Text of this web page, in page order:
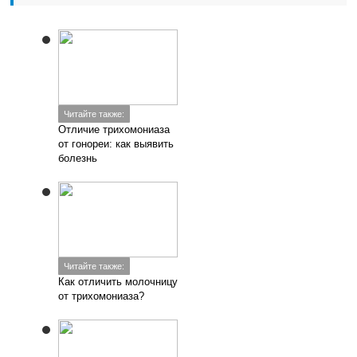
Читайте также:
Отличие трихомониаза
от гонореи: как выявить
болезнь
Читайте также:
Как отличить молочницу
от трихомониаза?